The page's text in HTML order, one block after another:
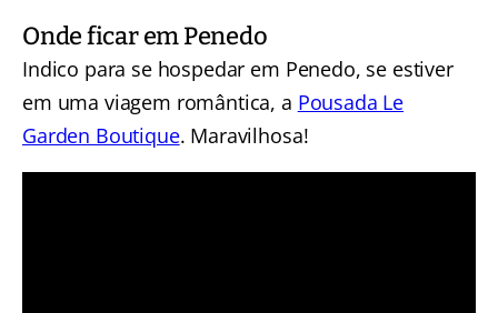
Onde ficar em Penedo
Indico para se hospedar em Penedo, se estiver
em uma viagem romântica, a Pousada Le
Garden Boutique. Maravilhosa!